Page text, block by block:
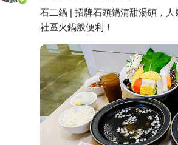
石二鍋 | 招牌石頭鍋清甜湯頭，
社區火鍋般便利！